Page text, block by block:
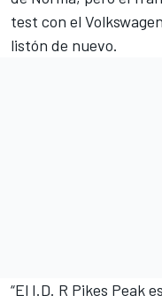
test con el
listón de nuevo.
“El I.D. R Pikes Peak